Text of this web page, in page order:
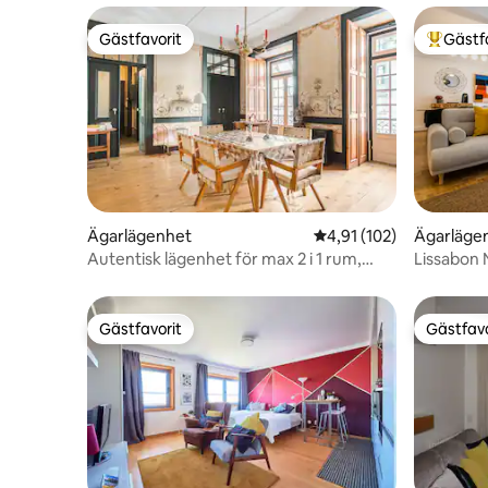
Gästfavorit
Gästfavorit
Ägarlägenhet 4,91 av 5 i
4,91 (102)
Autentisk lägenhet för max 2 i 1 rum,
Lissabon
Gästfavorit
Gästfavorit